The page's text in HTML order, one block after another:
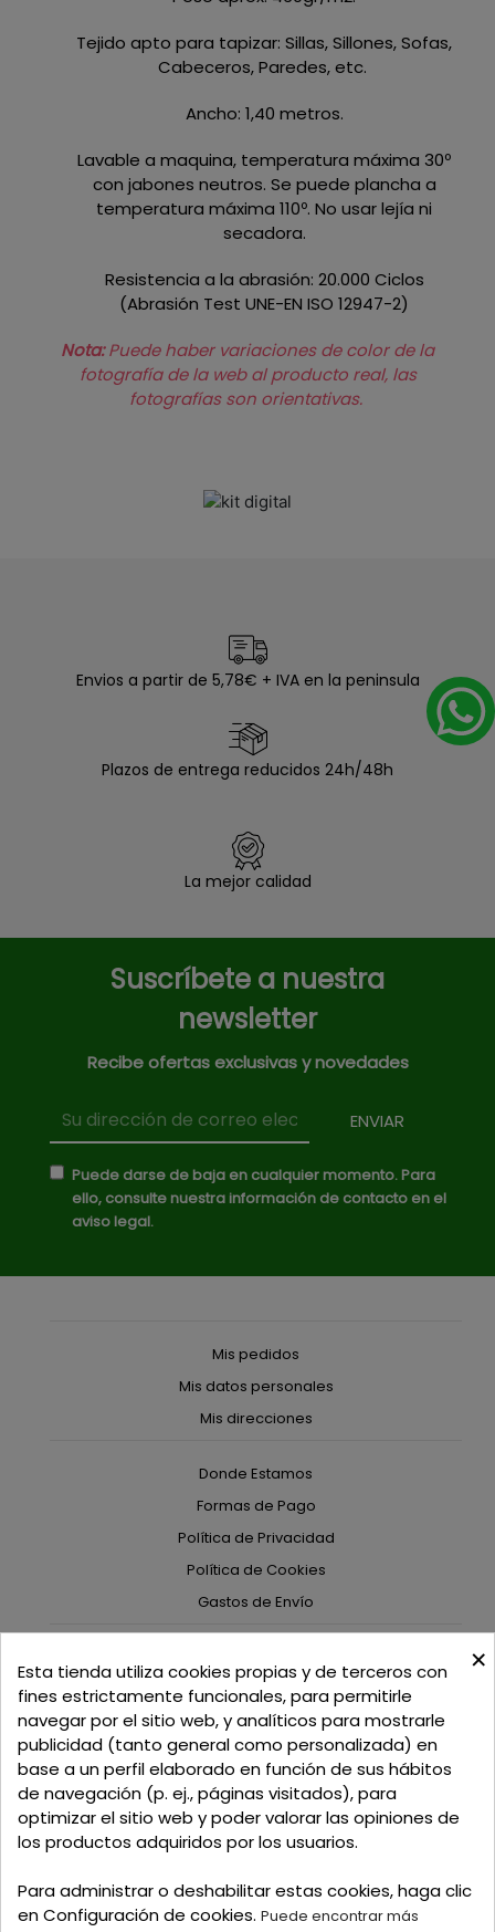
Tejido apto para tapizar: Sillas, Sillones, Sofas,
Cabeceros, Paredes, etc.
Ancho: 1,40 metros.
Lavable a maquina, temperatura máxima 30º
con jabones neutros. Se puede plancha a
temperatura máxima 110º. No usar lejía ni
secadora.
Resistencia a la abrasión: 20.000 Ciclos
(Abrasión Test UNE-EN ISO 12947-2)
Nota:Puede haber variaciones de color de la
fotografía de la web al producto real, las
fotografías son orientativas.
Envios a partir de 5,78€ + IVA en la peninsula
Plazos de entrega reducidos 24h/48h
La mejor calidad
Suscríbete a nuestra
newsletter
Recibe ofertas exclusivas y novedades
Puede darse de baja en cualquier momento. Para
ello, consulte nuestra información de contacto en el
aviso legal.
Mis pedidos
Mis datos personales
Mis direcciones
Donde Estamos
Formas de Pago
Política de Privacidad
Política de Cookies
Gastos de Envío
C/ Delgadillo Nº 7 - Local 1 - 45600
Talavera de la Reina - Toledo - (España)
Llamadnos:+34 925 82 02 19 o625 654 791
Email: curtidosytapicerias@gmail.com
Verano:
Mañanas: de 09:00h a 13:30h
Invierno:
×
Esta tienda utiliza cookies propias y de terceros con
fines estrictamente funcionales, para permitirle
navegar por el sitio web, y analíticos para mostrarle
publicidad (tanto general como personalizada) en
base a un perfil elaborado en función de sus hábitos
de navegación (p. ej., páginas visitados), para
optimizar el sitio web y poder valorar las opiniones de
los productos adquiridos por los usuarios.
Para administrar o deshabilitar estas cookies, haga clic
en Configuración de cookies. Puede encontrar más